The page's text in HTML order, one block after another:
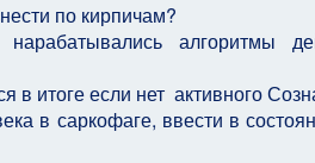
по кирпичам?
алгоритмы
в итоге если нет активного
в саркофаге, ввести в